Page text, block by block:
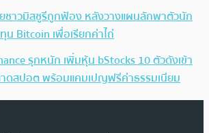
ชาวมิสซูรีถูกฟ้อง หลังวางแผนลักพาตัวนัก
น Bitcoin เพื่อเรียกค่าไถ่
รุกหนัก เพิ่มหุ้น bStocks 10 ตัวดังเข้า
ดสปอต พร้อมแคมเปญฟรีค่าธรรมเนียม